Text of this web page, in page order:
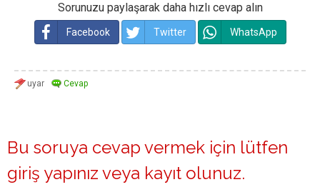
Sorunuzu paylaşarak daha hızlı cevap alın
Facebook Twitter WhatsApp
Bu soruya cevap vermek için lütfen
giriş yapınız veya kayıt olunuz.